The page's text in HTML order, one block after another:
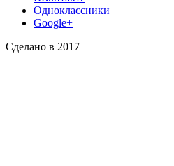
Одноклассники
Google+
Сделано в 2017